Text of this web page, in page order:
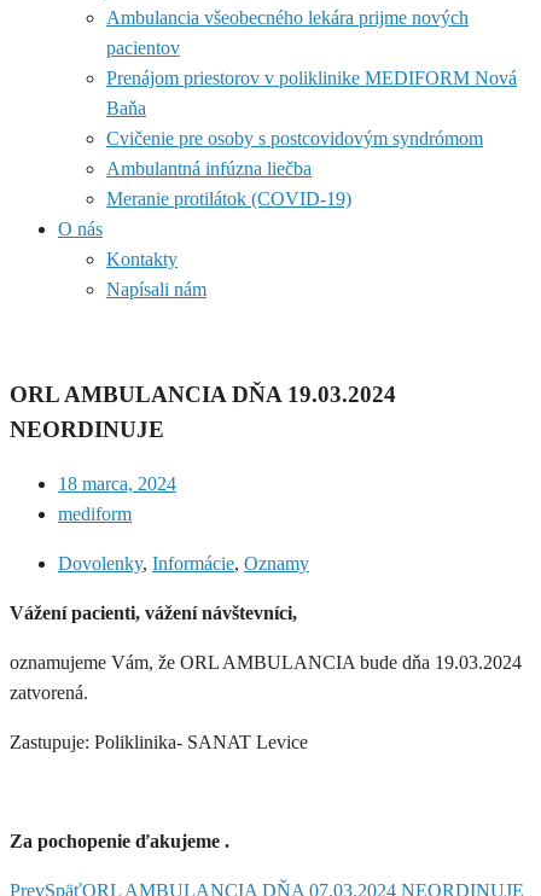
Ambulancia všeobecného lekára prijme nových
pacientov
Prenájom priestorov v poliklinike MEDIFORM Nová
Baňa
Cvičenie pre osoby s postcovidovým syndrómom
Ambulantná infúzna liečba
Meranie protilátok (COVID-19)
O nás
Kontakty
Napísali nám
ORL AMBULANCIA DŇA 19.03.2024
NEORDINUJE
18 marca, 2024
mediform
Dovolenky, Informácie, Oznamy
Vážení pacienti, vážení návštevníci,
oznamujeme Vám, že ORL AMBULANCIA bude dňa 19.03.2024
zatvorená.
Zastupuje: Poliklinika- SANAT Levice
Za pochopenie ďakujeme .
PrevSpäťORL AMBULANCIA DŇA 07.03.2024 NEORDINUJE